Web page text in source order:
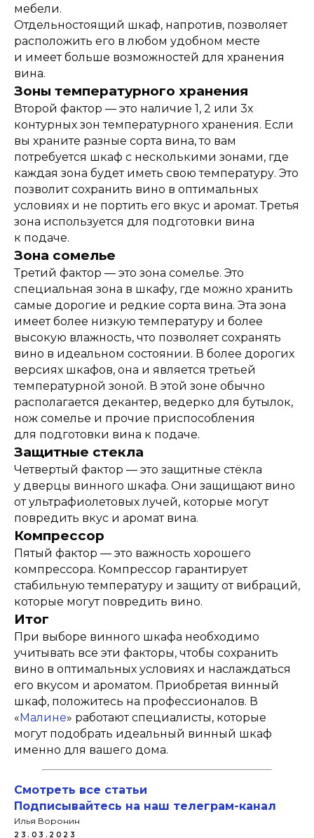
мебели.
Отдельностоящий шкаф, напротив, позволяет
расположить его в любом удобном месте
и имеет больше возможностей для хранения
вина.
Зоны температурного хранения
Второй фактор — это наличие 1, 2 или 3х
контурных зон температурного хранения. Если
вы храните разные сорта вина, то вам
потребуется шкаф с несколькими зонами, где
каждая зона будет иметь свою температуру. Это
позволит сохранить вино в оптимальных
условиях и не портить его вкус и аромат. Третья
зона используется для подготовки вина
к подаче.
Зона сомелье
Третий фактор — это зона сомелье. Это
специальная зона в шкафу, где можно хранить
самые дорогие и редкие сорта вина. Эта зона
имеет более низкую температуру и более
высокую влажность, что позволяет сохранять
вино в идеальном состоянии. В более дорогих
версиях шкафов, она и является третьей
температурной зоной. В этой зоне обычно
располагается декантер, ведерко для бутылок,
нож сомелье и прочие приспособления
для подготовки вина к подаче.
Защитные стекла
Четвертый фактор — это защитные стёкла
у дверцы винного шкафа. Они защищают вино
от ультрафиолетовых лучей, которые могут
повредить вкус и аромат вина.
Компрессор
Пятый фактор — это важность хорошего
компрессора. Компрессор гарантирует
стабильную температуру и защиту от вибраций,
которые могут повредить вино.
Итог
При выборе винного шкафа необходимо
учитывать все эти факторы, чтобы сохранить
вино в оптимальных условиях и наслаждаться
его вкусом и ароматом. Приобретая винный
шкаф, положитесь на профессионалов. В
«Малине» работают специалисты, которые
могут подобрать идеальный винный шкаф
именно для вашего дома.
Смотреть все статьи
Подписывайтесь на наш телеграм-канал
Илья Воронин
23.03.2023